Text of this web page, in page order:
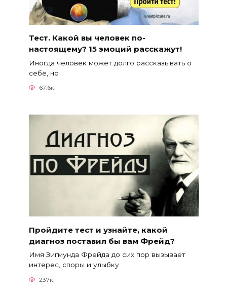
Тест. Какой вы человек по-
настоящему? 15 эмоций расскажут!
Иногда человек может долго рассказывать о
себе, но
67.6к.
Пройдите тест и узнайте, какой
диагноз поставил бы вам Фрейд?
Имя Зигмунда Фрейда до сих пор вызывает
интерес, споры и улыбку.
237к.